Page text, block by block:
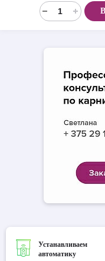
Устанавливаем
автоматику